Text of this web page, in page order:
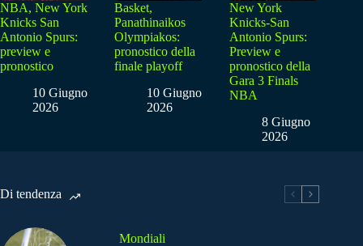
NBA, New York
Knicks San
Antonio Spurs:
preview e
pronostico
10 Giugno
2026
Basket,
Panathinaikos
Olympiakos:
pronostico della
finale playoff
10 Giugno
2026
New York
Knicks-San
Antonio Spurs:
Preview e
pronostico della
Gara 3 Finals
NBA
8 Giugno
2026
Di tendenza
Mondiali